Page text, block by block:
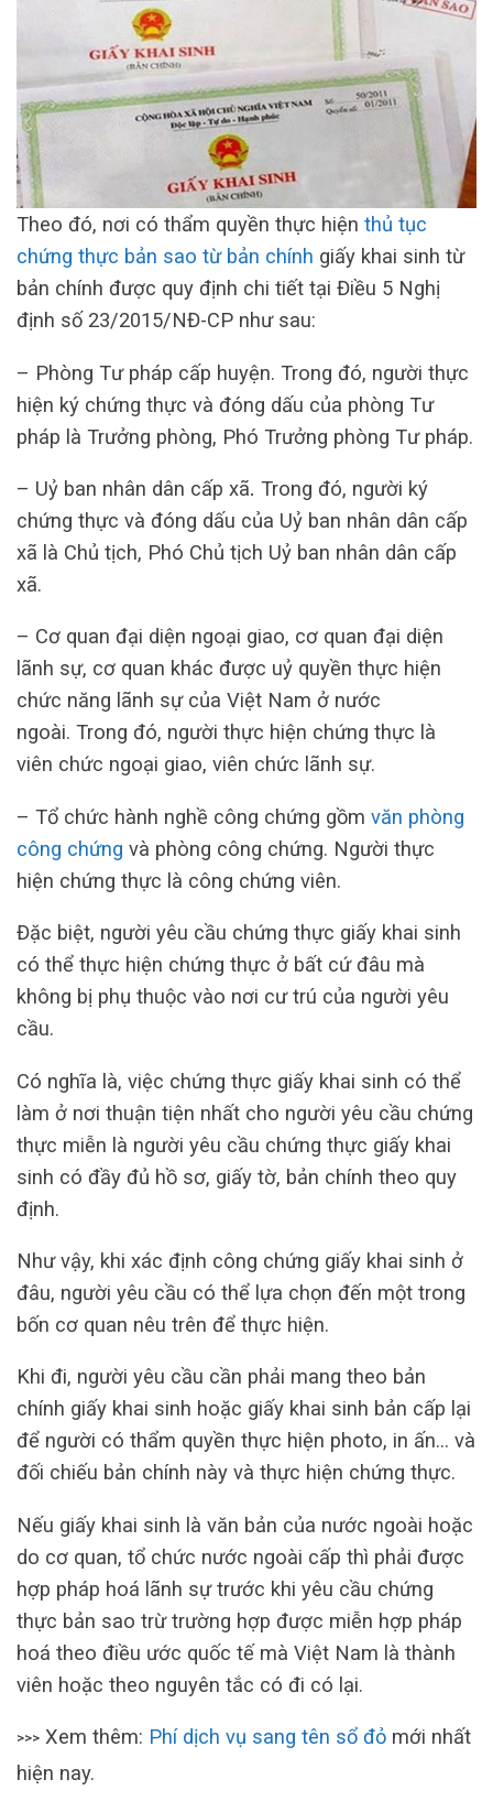
Theo đó, nơi có thẩm quyền thực hiện thủ tục
chứng thực bản sao từ bản chính giấy khai sinh từ
bản chính được quy định chi tiết tại Điều 5 Nghị
định số 23/2015/NĐ-CP như sau:
– Phòng Tư pháp cấp huyện. Trong đó, người thực
hiện ký chứng thực và đóng dấu của phòng Tư
pháp là Trưởng phòng, Phó Trưởng phòng Tư pháp.
– Uỷ ban nhân dân cấp xã. Trong đó, người ký
chứng thực và đóng dấu của Uỷ ban nhân dân cấp
xã là Chủ tịch, Phó Chủ tịch Uỷ ban nhân dân cấp
xã.
– Cơ quan đại diện ngoại giao, cơ quan đại diện
lãnh sự, cơ quan khác được uỷ quyền thực hiện
chức năng lãnh sự của Việt Nam ở nước
ngoài. Trong đó, người thực hiện chứng thực là
viên chức ngoại giao, viên chức lãnh sự.
– Tổ chức hành nghề công chứng gồm văn phòng
công chứng và phòng công chứng. Người thực
hiện chứng thực là công chứng viên.
Đặc biệt, người yêu cầu chứng thực giấy khai sinh
có thể thực hiện chứng thực ở bất cứ đâu mà
không bị phụ thuộc vào nơi cư trú của người yêu
cầu.
Có nghĩa là, việc chứng thực giấy khai sinh có thể
làm ở nơi thuận tiện nhất cho người yêu cầu chứng
thực miễn là người yêu cầu chứng thực giấy khai
sinh có đầy đủ hồ sơ, giấy tờ, bản chính theo quy
định.
Như vậy, khi xác định công chứng giấy khai sinh ở
đâu, người yêu cầu có thể lựa chọn đến một trong
bốn cơ quan nêu trên để thực hiện.
Khi đi, người yêu cầu cần phải mang theo bản
chính giấy khai sinh hoặc giấy khai sinh bản cấp lại
để người có thẩm quyền thực hiện photo, in ấn… và
đối chiếu bản chính này và thực hiện chứng thực.
Nếu giấy khai sinh là văn bản của nước ngoài hoặc
do cơ quan, tổ chức nước ngoài cấp thì phải được
hợp pháp hoá lãnh sự trước khi yêu cầu chứng
thực bản sao trừ trường hợp được miễn hợp pháp
hoá theo điều ước quốc tế mà Việt Nam là thành
viên hoặc theo nguyên tắc có đi có lại.
>>> Xem thêm: Phí dịch vụ sang tên sổ đỏ mới nhất
hiện nay.